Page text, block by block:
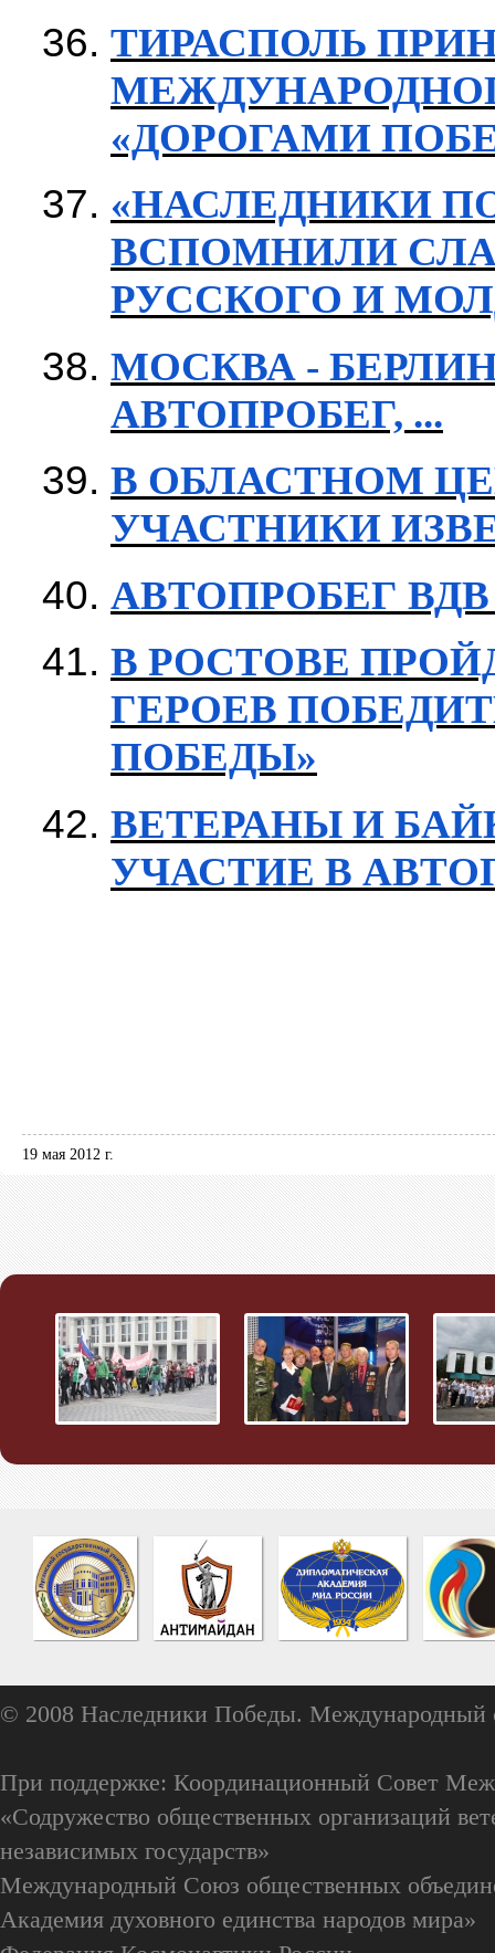
ТИРАСПОЛЬ
«ДОРОГАМИ
«НАСЛЕДНИКИ
ВСПОМНИЛИ
РУССКОГО И
МОСКВА -
АВТОПРОБЕГ, ...
В ОБЛАСТНОМ
УЧАСТНИКИ
АВТОПРОБЕГ ВДВ
В РОСТОВЕ
ГЕРОЕВ
ПОБЕДЫ»
ВЕТЕРАНЫ И
УЧАСТИЕ В
19 мая 2012 г.
© 2008 Наследники Победы. Международный
При поддержке: Координационный Совет
«Содружество общественных организаций
независимых государств»
Международный Союз общественных
Академия духовного единства народов мира»